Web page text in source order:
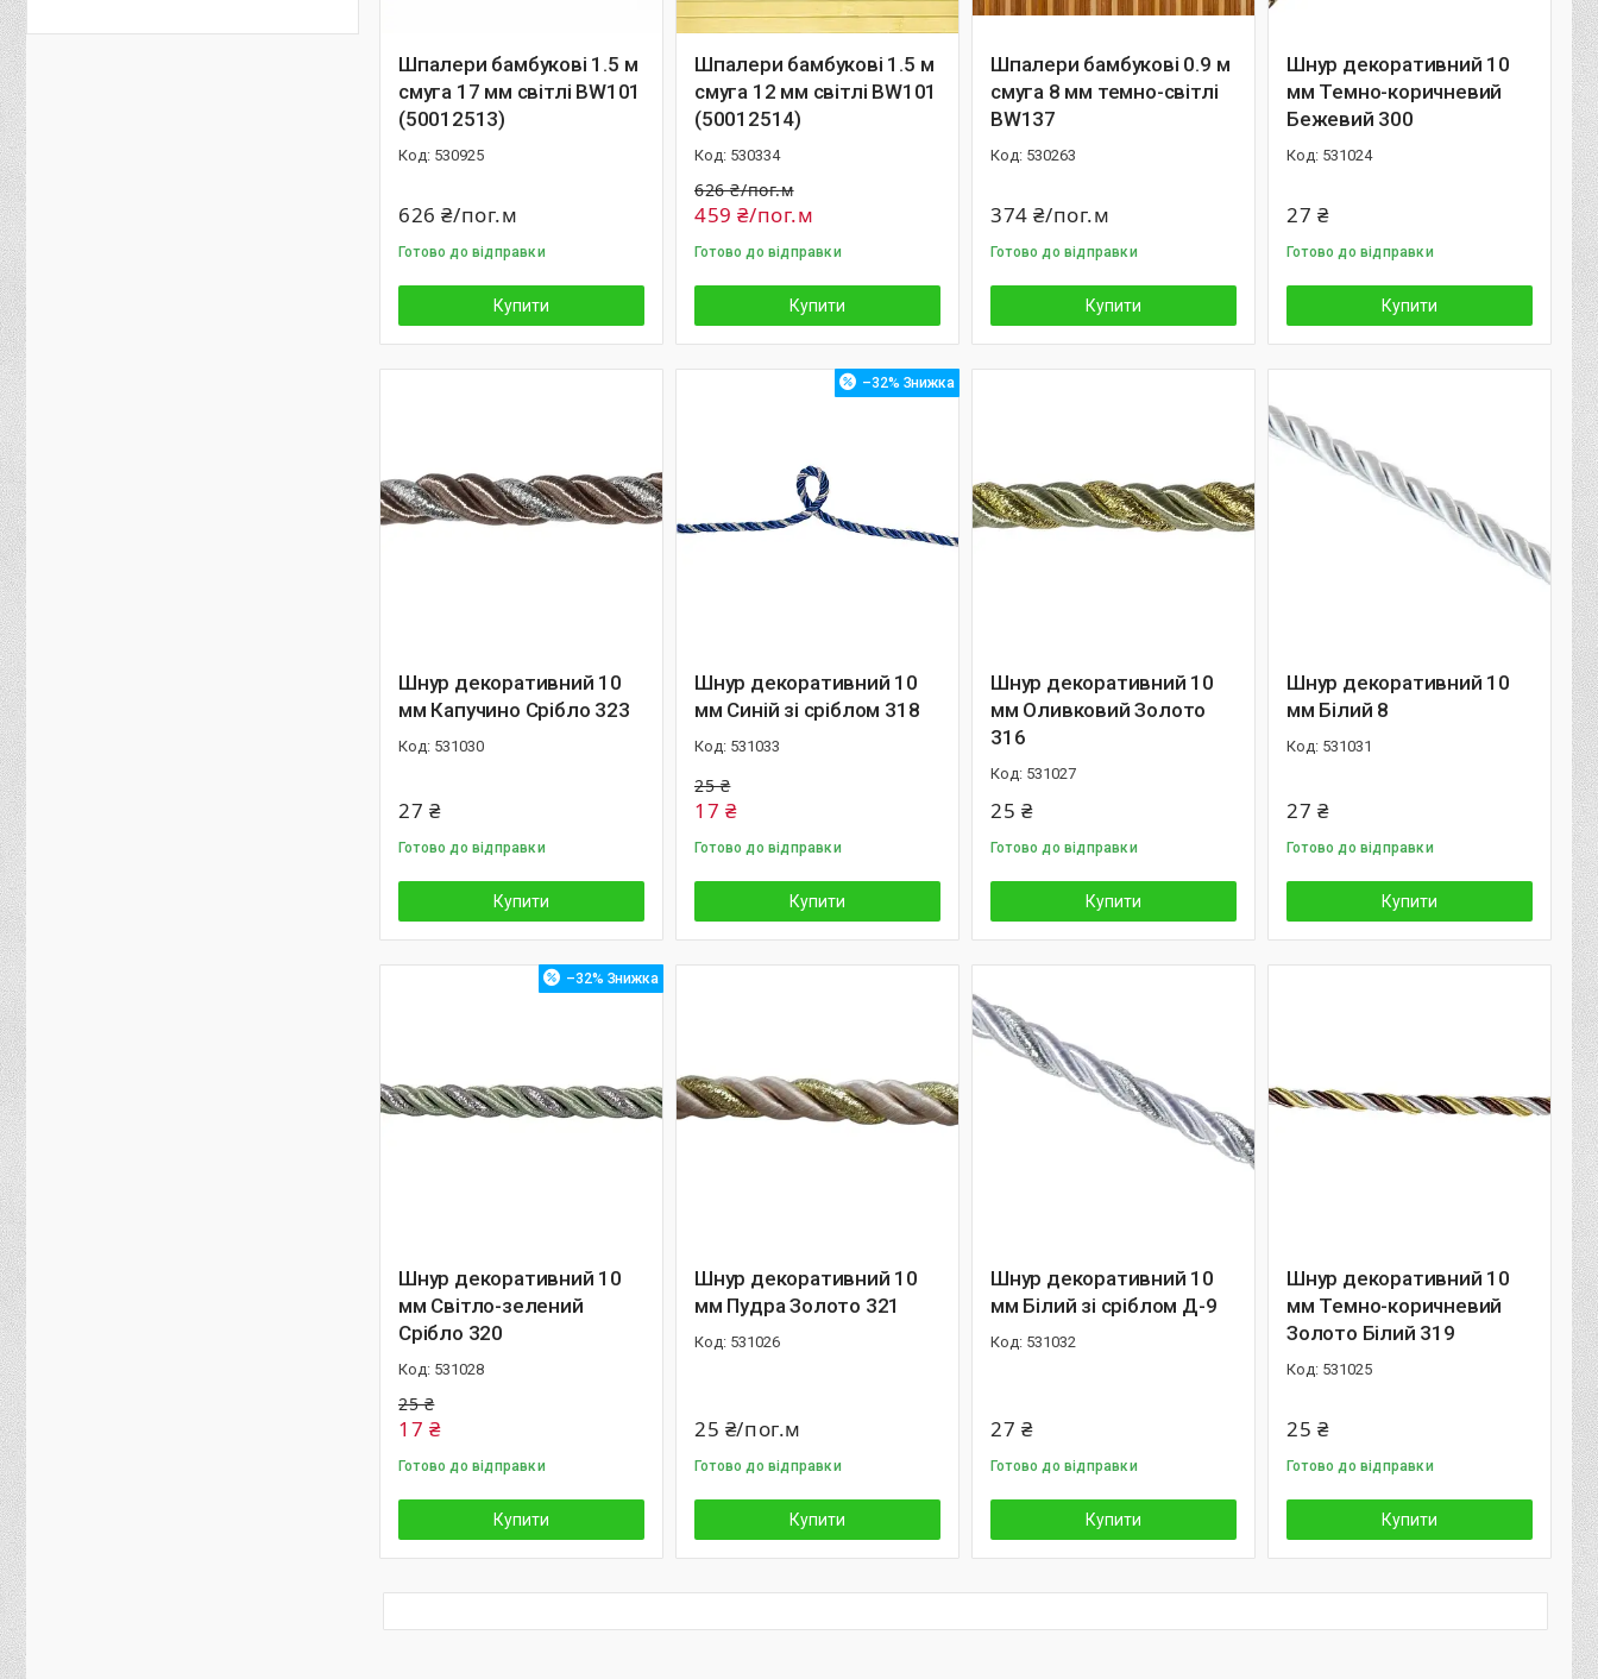
Шпалери бамбукові 1.5 м
смуга 17 мм світлі BW101
(50012513)
530925
626 ₴/пог.м
Готово до відправки
Купити
Шпалери бамбукові 1.5 м
смуга 12 мм світлі BW101
(50012514)
530334
626 ₴/пог.м
459 ₴/пог.м
Готово до відправки
Купити
Шпалери бамбукові 0.9 м
смуга 8 мм темно-світлі
BW137
530263
374 ₴/пог.м
Готово до відправки
Купити
Шнур декоративний 10
мм Темно-коричневий
Бежевий 300
531024
27 ₴
Готово до відправки
Купити
Шнур декоративний 10
мм Капучино Срібло 323
531030
27 ₴
Готово до відправки
Купити
–32%
Шнур декоративний 10
мм Синій зі сріблом 318
531033
25 ₴
17 ₴
Готово до відправки
Купити
Шнур декоративний 10
мм Оливковий Золото
316
531027
25 ₴
Готово до відправки
Купити
Шнур декоративний 10
мм Білий 8
531031
27 ₴
Готово до відправки
Купити
–32%
Шнур декоративний 10
мм Світло-зелений
Срібло 320
531028
25 ₴
17 ₴
Готово до відправки
Купити
Шнур декоративний 10
мм Пудра Золото 321
531026
25 ₴/пог.м
Готово до відправки
Купити
Шнур декоративний 10
мм Білий зі сріблом Д-9
531032
27 ₴
Готово до відправки
Купити
Шнур декоративний 10
мм Темно-коричневий
Золото Білий 319
531025
25 ₴
Готово до відправки
Купити